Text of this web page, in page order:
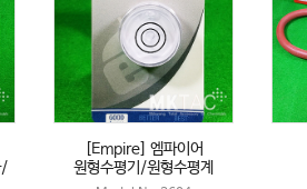
/
[Empire] 엠파이어
원형수평기/원형수평계